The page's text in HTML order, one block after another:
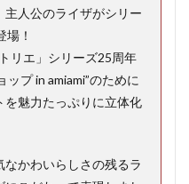
主人公のライザがシリー
場！
リエ」シリーズ25周年
プ in amiami”のために
を魅力たっぷりに立体化
かわいらしさの残るラ